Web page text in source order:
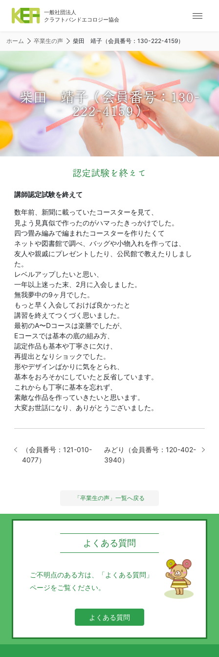
ナ
ー
シ
ョ
ン
メ
ニ
ー
ホーム 卒業生の声 柴田 靖子（会員番号：130-222-4159）
柴田 靖子（会員番号：130-
222-4159）
認定試験を終えて
講師認定試験を終えて
数年前、新聞に載っていたコースターを見て、
見よう見真似で作ったのがハマったきっかけでした。
四つ畳み編みで編まれたコースターを作りたくて
ネットや図書館で調べ、バッグや小物入れを作っては、
友人や親戚にプレゼントしたり、公民館で教えたりしまし
た。
レベルアップしたいと思い、
一年以上迷った末、2月に入会しました。
無我夢中の9ヶ月でした。
もっと早く入会しておけば良かったと
講習を終えてつくづく思いました。
最初のA〜Dコースは楽勝でしたが、
Eコースでは基本の底の組み方、
認定作品も基本や丁寧さに欠け、
再提出となりショックでした。
形やデザインばかりに気をとられ、
基本をおろそかにしていたと反省しています。
これからも丁寧に基本を忘れず、
素敵な作品を作っていきたいと思います。
大変お世話になり、ありがとうございました。
（会員番号：121-010-
4077）
みどり（会員番号：120-402-
3940）
「卒業生の声」一覧へ戻る
よくある質問
ご不明点のある方は、
「よくある質問」
ページをご覧ください。
よくある質問